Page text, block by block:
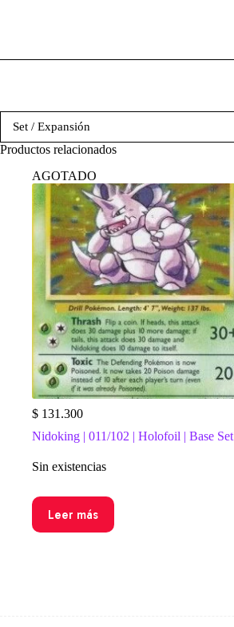
Set / Expansión
Productos relacionados
AGOTADO
$ 131.300
Nidoking | 011/102 | Holofoil | Base Set
Sin existencias
Leer más